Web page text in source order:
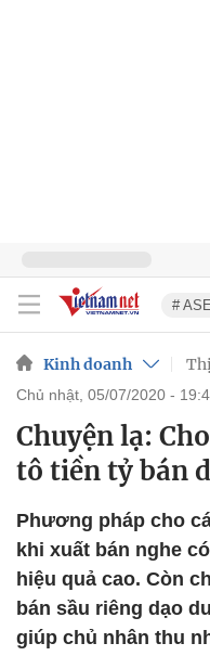
#
Kinh doanh
chủ nhật, 05/07/2020 -
Chuyện lạ:
tô tiền tỷ bán
Phương pháp cho
khi xuất bán nghe
hiệu quả cao. Còn
bán sầu riêng dạo
giúp chủ nhân thu